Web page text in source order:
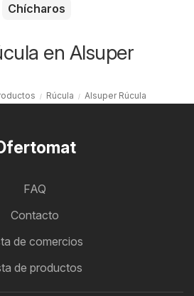
Chícharos
en Alsuper
Rúcula Alsuper Rúcula
FAQ
Contacto
de comercios
de productos